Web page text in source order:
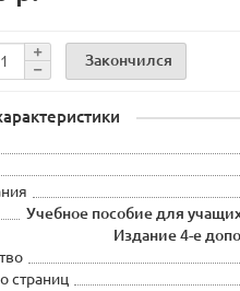
Закончился
Учебное пособие для
Издание 4-е
страниц